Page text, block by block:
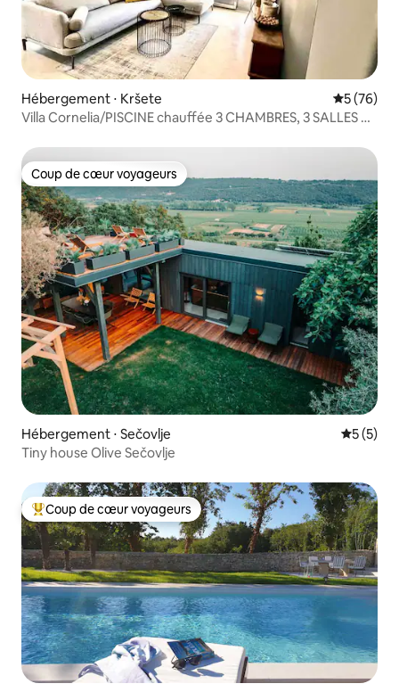
Hébergement ⋅ Kršete
5 (76)
Villa Cornelia/PISCINE chauffée 3 CHAMBRES, 3 SALLES DE
Coup de cœur voyageurs
Coup de cœur voyageurs
Hébergement ⋅ Sečovlje
5 (5)
Tiny house Olive Sečovlje
Coups de cœur voyageurs les plus appréciés
Coup de cœur voyageurs